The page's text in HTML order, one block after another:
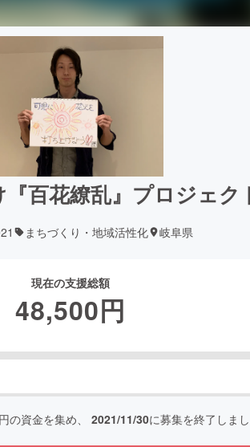
百花繚乱』プロジェク
まちづくり・地域活性化 岐阜県
現在の支援総額
48,500円
円の資金を集め、 2021/11/30に募集を終了しま